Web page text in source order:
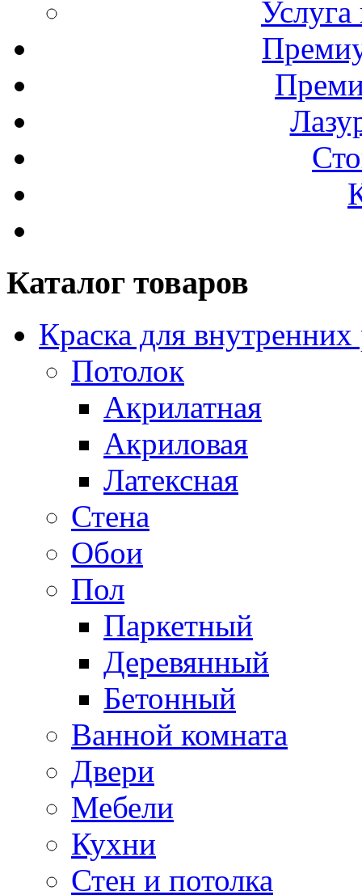
Услуга
Каталог товаров
Краска для внутренних
Потолок
Акрилатная
Акриловая
Латексная
Стена
Обои
Пол
Паркетный
Деревянный
Бетонный
Ванной комната
Двери
Мебели
Кухни
Стен и потолка